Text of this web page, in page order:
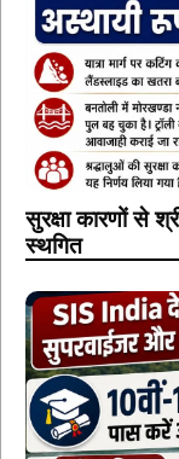
सुरक्षा कारणों से
स्थगित